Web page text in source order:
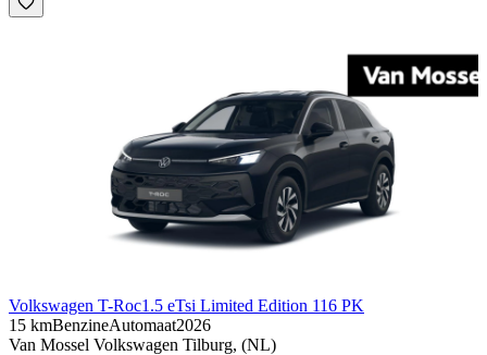
Volkswagen T-Roc1.5 eTsi Limited Edition 116 PK
15 kmBenzineAutomaat2026
Van Mossel Volkswagen Tilburg, (NL)